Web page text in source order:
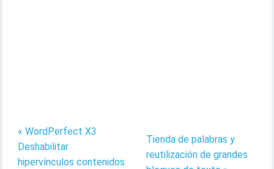
« WordPerfect X3
Deshabilitar
hipervínculos contenidos
Tienda de palabras y
reutilización de grandes